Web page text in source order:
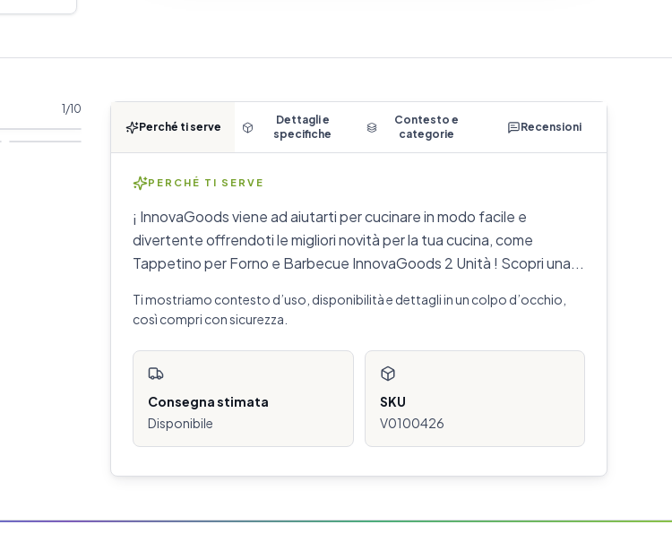
1 /10
Perché ti serve
Dettagli e
specifiche
Contesto e
categorie
Recensioni
PERCHÉ TI SERVE
¡ InnovaGoods viene ad aiutarti per cucinare in modo facile e
divertente offrendoti le migliori novità per la tua cucina, come
Tappetino per Forno e Barbecue InnovaGoods 2 Unità ! Scopri una...
Ti mostriamo contesto d’uso, disponibilità e dettagli in un colpo d’occhio,
così compri con sicurezza.
Consegna stimata
Disponibile
SKU
V0100426